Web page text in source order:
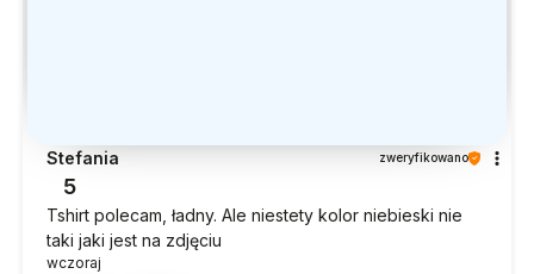
Stefania zweryfikowano
5
Tshirt polecam, ładny. Ale niestety kolor niebieski nie
taki jaki jest na zdjęciu
wczoraj